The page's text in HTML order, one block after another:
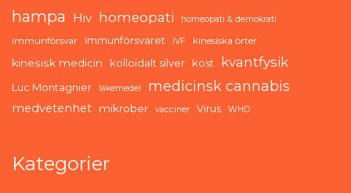
hampa Hiv homeopati homeopati & demokrati
immunförsvar immunförsvaret IVF kinesiska örter
kinesisk medicin kolloidalt silver kost kvantfysik
Luc Montagnier läkemedel medicinsk cannabis
medvetenhet mikrober vacciner Virus WHO
Kategorier